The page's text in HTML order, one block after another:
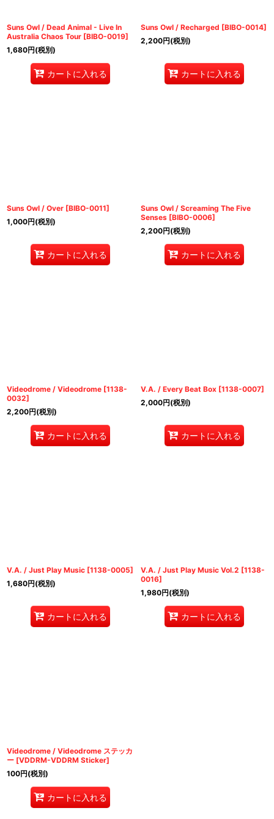
Suns Owl / Dead Animal - Live In
Australia Chaos Tour [BIBO-0019]
1,680円(税別)
カートに入れる
Suns Owl / Recharged [BIBO-0014]
2,200円(税別)
カートに入れる
Suns Owl / Over [BIBO-0011]
1,000円(税別)
カートに入れる
Suns Owl / Screaming The Five
Senses [BIBO-0006]
2,200円(税別)
カートに入れる
Videodrome / Videodrome [1138-
0032]
2,200円(税別)
カートに入れる
V.A. / Every Beat Box [1138-0007]
2,000円(税別)
カートに入れる
V.A. / Just Play Music [1138-0005]
1,680円(税別)
カートに入れる
V.A. / Just Play Music Vol.2 [1138-
0016]
1,980円(税別)
カートに入れる
Videodrome / Videodrome ステッカ
ー [VDDRM-VDDRM Sticker]
100円(税別)
カートに入れる